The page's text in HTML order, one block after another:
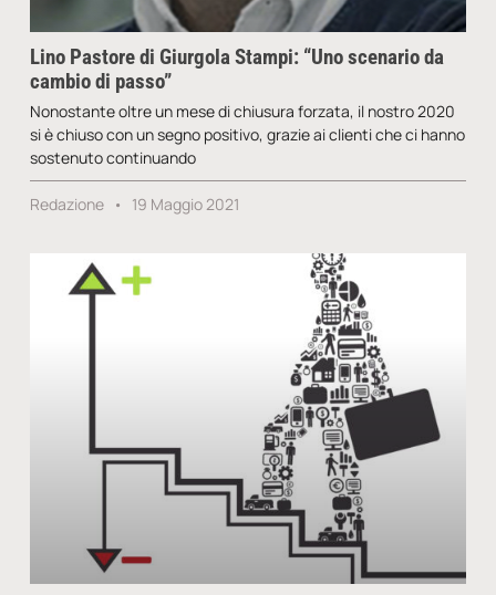
Lino Pastore di Giurgola Stampi: “Uno scenario da
cambio di passo”
Nonostante oltre un mese di chiusura forzata, il nostro 2020
si è chiuso con un segno positivo, grazie ai clienti che ci hanno
sostenuto continuando
Redazione 19 Maggio 2021